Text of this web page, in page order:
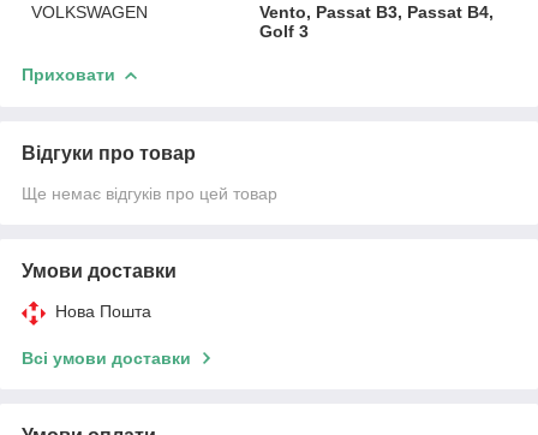
VOLKSWAGEN
Vento, Passat B3, Passat B4,
Golf 3
Приховати
Відгуки про товар
Ще немає відгуків про цей товар
Умови доставки
Нова Пошта
Всі умови доставки